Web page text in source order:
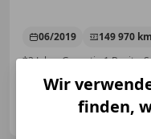
06/2019 149 970 km
*3 Jahre Garantie 1 Besitz,
Auto Berger OG
AT-3340 Waidhofen an der
Wir
finden,